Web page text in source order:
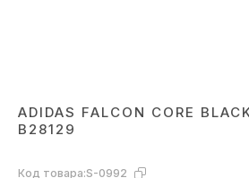
ADIDAS FALCON CORE
B28129
Код товара:S-0992